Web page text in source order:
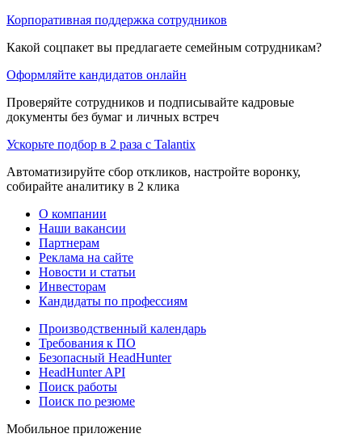
Корпоративная поддержка сотрудников
Какой соцпакет вы предлагаете семейным сотрудникам?
Оформляйте кандидатов онлайн
Проверяйте сотрудников и подписывайте кадровые
документы без бумаг и личных встреч
Ускорьте подбор в 2 раза с Talantix
Автоматизируйте сбор откликов, настройте воронку,
собирайте аналитику в 2 клика
О компании
Наши вакансии
Партнерам
Реклама на сайте
Новости и статьи
Инвесторам
Кандидаты по профессиям
Производственный календарь
Требования к ПО
Безопасный HeadHunter
HeadHunter API
Поиск работы
Поиск по резюме
Мобильное приложение